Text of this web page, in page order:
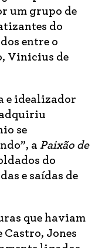
um grupo de
do
entre o
Vinicius de
e idealizador
adquiriu
se
a Paixão de
do
e saídas de
que haviam
Jones